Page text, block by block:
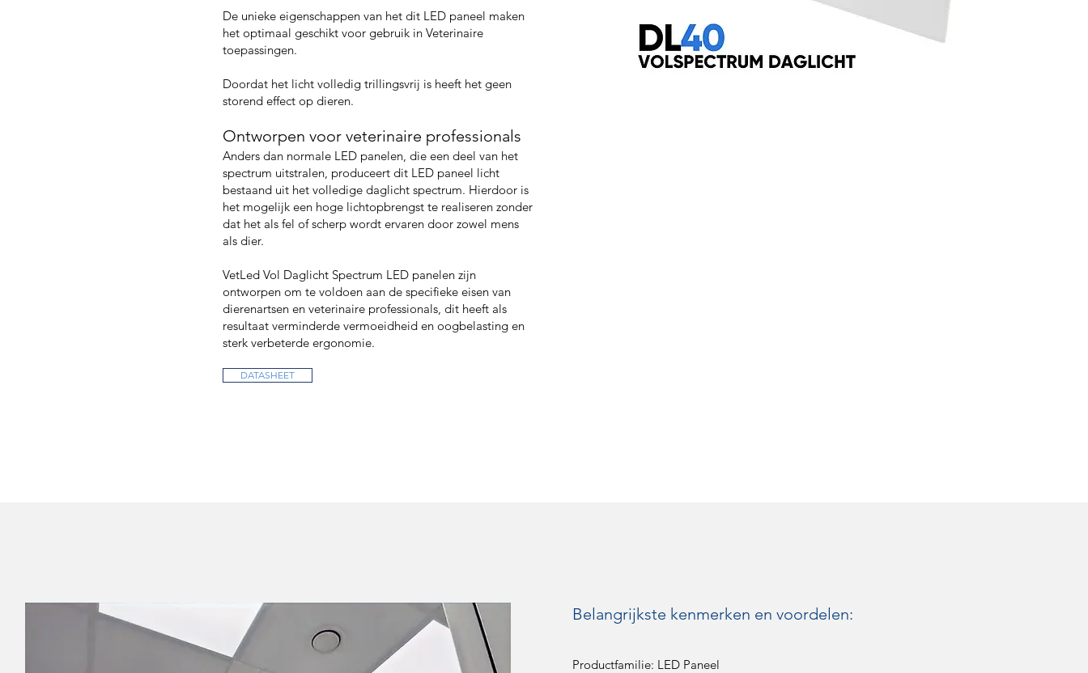
De unieke eigenschappen van het dit LED paneel maken
het optimaal geschikt voor gebruik in Veterinaire
toepassingen.
Doordat het licht volledig trillingsvrij is heeft het geen
storend effect op dieren.
Ontworpen voor veterinaire professionals
Anders dan normale LED panelen, die een deel van het
spectrum uitstralen, produceert dit LED paneel licht
bestaand uit het volledige daglicht spectrum. Hierdoor is
het mogelijk een hoge lichtopbrengst te realiseren zonder
dat het als fel of scherp wordt ervaren door zowel mens
als dier.
VetLed Vol Daglicht Spectrum LED panelen zijn
ontworpen om te voldoen aan de specifieke eisen van
dierenartsen en veterinaire professionals, dit heeft als
resultaat verminderde vermoeidheid en oogbelasting en
sterk verbeterde ergonomie.
DATASHEET
Belangrijkste kenmerken en voordelen:
Productfamilie: LED Paneel